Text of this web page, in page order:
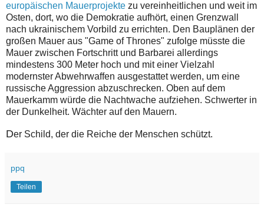
europäischen Mauerprojekte zu vereinheitlichen und weit im
Osten, dort, wo die Demokratie aufhört, einen Grenzwall
nach ukrainischem Vorbild zu errichten. Den Bauplänen der
großen Mauer aus "Game of Thrones" zufolge müsste die
Mauer zwischen Fortschritt und Barbarei allerdings
mindestens 300 Meter hoch und mit einer Vielzahl
modernster Abwehrwaffen ausgestattet werden, um eine
russische Aggression abzuschrecken. Oben auf dem
Mauerkamm würde die Nachtwache aufziehen. Schwerter in
der Dunkelheit. Wächter auf den Mauern.
Der Schild, der die Reiche der Menschen schützt.
ppq
Teilen